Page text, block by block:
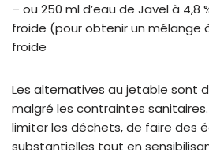
– ou 250 ml d’eau de Javel à 4,8
froide (pour obtenir un mélange à
froide
Les alternatives au jetable sont
malgré les contraintes
limiter les déchets, de faire des
substantielles tout en